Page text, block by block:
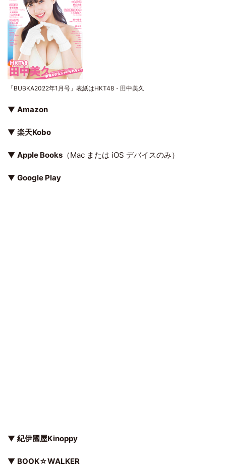
「BUBKA2022年1月号」表紙はHKT48・田中美久
▼ Amazon
▼ 楽天Kobo
▼ Apple Books （Mac または iOS デバイスのみ）
▼ Google Play
▼ 紀伊國屋Kinoppy
▼ BOOK☆WALKER